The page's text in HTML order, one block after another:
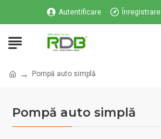
Autentificare Înregistrare
Pompă auto simplă
Pompă auto simplă